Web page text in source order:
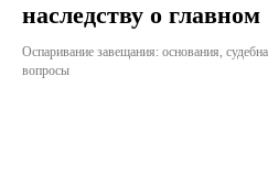
наследству о главном
Оспаривание завещания: основания,
вопросы